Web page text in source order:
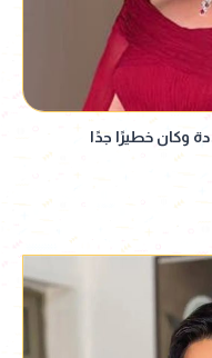
وكان خطيرًا جدًا